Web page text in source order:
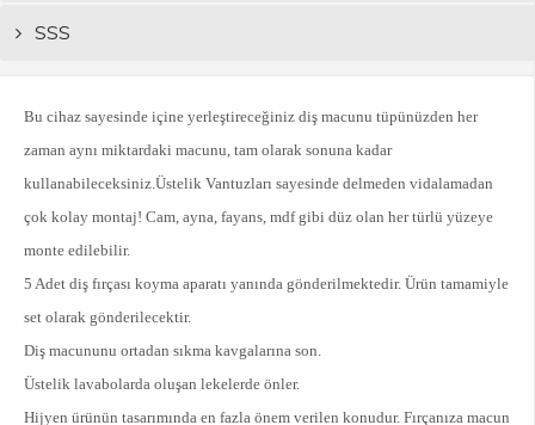
SSS
Bu cihaz sayesinde içine yerleştireceğiniz diş macunu tüpünüzden her
zaman aynı miktardaki macunu, tam olarak sonuna kadar
kullanabileceksiniz.Üstelik Vantuzları sayesinde delmeden vidalamadan
çok kolay montaj! Cam, ayna, fayans, mdf gibi düz olan her türlü yüzeye
monte edilebilir.
5 Adet diş fırçası koyma aparatı yanında gönderilmektedir. Ürün tamamiyle
set olarak gönderilecektir.
Diş macununu ortadan sıkma kavgalarına son.
Üstelik lavabolarda oluşan lekelerde önler.
Hijyen ürünün tasarımında en fazla önem verilen konudur. Fırçanıza macun